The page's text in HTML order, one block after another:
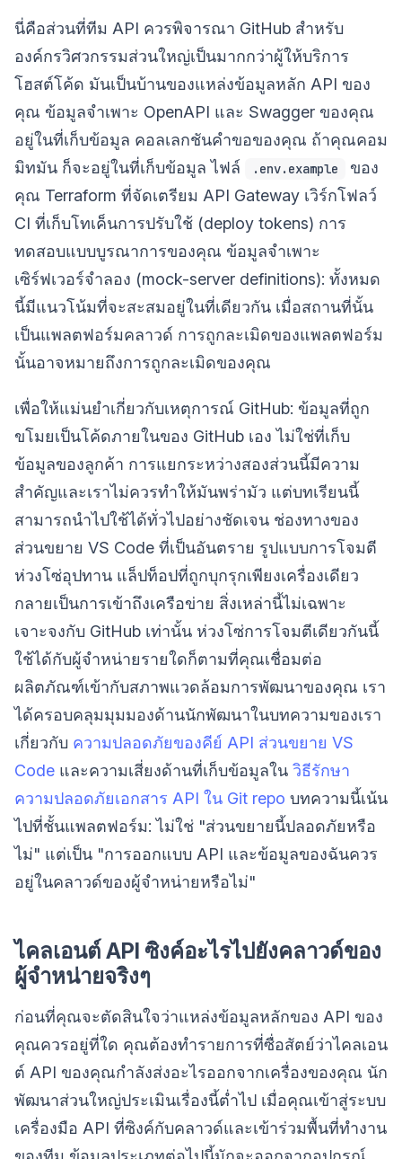
นี่คือส่วนที่ทีม API ควรพิจารณา GitHub สำหรับ
องค์กรวิศวกรรมส่วนใหญ่เป็นมากกว่าผู้ให้บริการ
โฮสต์โค้ด มันเป็นบ้านของแหล่งข้อมูลหลัก API ของ
คุณ ข้อมูลจำเพาะ OpenAPI และ Swagger ของคุณ
อยู่ในที่เก็บข้อมูล คอลเลกชันคำขอของคุณ ถ้าคุณคอม
มิทมัน ก็จะอยู่ในที่เก็บข้อมูล ไฟล์
.env.example
ของ
คุณ Terraform ที่จัดเตรียม API Gateway เวิร์กโฟลว์
CI ที่เก็บโทเค็นการปรับใช้ (deploy tokens) การ
ทดสอบแบบบูรณาการของคุณ ข้อมูลจำเพาะ
เซิร์ฟเวอร์จำลอง (mock-server definitions): ทั้งหมด
นี้มีแนวโน้มที่จะสะสมอยู่ในที่เดียวกัน เมื่อสถานที่นั้น
เป็นแพลตฟอร์มคลาวด์ การถูกละเมิดของแพลตฟอร์ม
นั้นอาจหมายถึงการถูกละเมิดของคุณ
เพื่อให้แม่นยำเกี่ยวกับเหตุการณ์ GitHub: ข้อมูลที่ถูก
ขโมยเป็นโค้ดภายในของ GitHub เอง ไม่ใช่ที่เก็บ
ข้อมูลของลูกค้า การแยกระหว่างสองส่วนนี้มีความ
สำคัญและเราไม่ควรทำให้มันพร่ามัว แต่บทเรียนนี้
สามารถนำไปใช้ได้ทั่วไปอย่างชัดเจน ช่องทางของ
ส่วนขยาย VS Code ที่เป็นอันตราย รูปแบบการโจมตี
ห่วงโซ่อุปทาน แล็ปท็อปที่ถูกบุกรุกเพียงเครื่องเดียว
กลายเป็นการเข้าถึงเครือข่าย สิ่งเหล่านี้ไม่เฉพาะ
เจาะจงกับ GitHub เท่านั้น ห่วงโซ่การโจมตีเดียวกันนี้
ใช้ได้กับผู้จำหน่ายรายใดก็ตามที่คุณเชื่อมต่อ
ผลิตภัณฑ์เข้ากับสภาพแวดล้อมการพัฒนาของคุณ เรา
ได้ครอบคลุมมุมมองด้านนักพัฒนาในบทความของเรา
เกี่ยวกับ ความปลอดภัยของคีย์ API ส่วนขยาย VS
Code และความเสี่ยงด้านที่เก็บข้อมูลใน วิธีรักษา
ความปลอดภัยเอกสาร API ใน Git repo บทความนี้เน้น
ไปที่ชั้นแพลตฟอร์ม: ไม่ใช่ "ส่วนขยายนี้ปลอดภัยหรือ
ไม่" แต่เป็น "การออกแบบ API และข้อมูลของฉันควร
อยู่ในคลาวด์ของผู้จำหน่ายหรือไม่"
ไคลเอนต์ API ซิงค์อะไรไปยังคลาวด์ของ
ผู้จำหน่ายจริงๆ
ก่อนที่คุณจะตัดสินใจว่าแหล่งข้อมูลหลักของ API ของ
คุณควรอยู่ที่ใด คุณต้องทำรายการที่ซื่อสัตย์ว่าไคลเอน
ต์ API ของคุณกำลังส่งอะไรออกจากเครื่องของคุณ นัก
พัฒนาส่วนใหญ่ประเมินเรื่องนี้ต่ำไป เมื่อคุณเข้าสู่ระบบ
เครื่องมือ API ที่ซิงค์กับคลาวด์และเข้าร่วมพื้นที่ทำงาน